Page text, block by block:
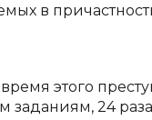
в
время этого
заданиям, 24